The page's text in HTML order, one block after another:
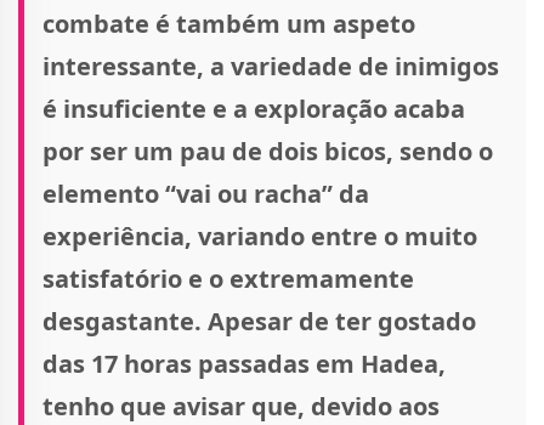
combate é também um aspeto
interessante, a variedade de inimigos
é insuficiente e a exploração acaba
por ser um pau de dois bicos, sendo o
elemento “vai ou racha” da
experiência, variando entre o muito
satisfatório e o extremamente
desgastante. Apesar de ter gostado
das 17 horas passadas em Hadea,
tenho que avisar que, devido aos